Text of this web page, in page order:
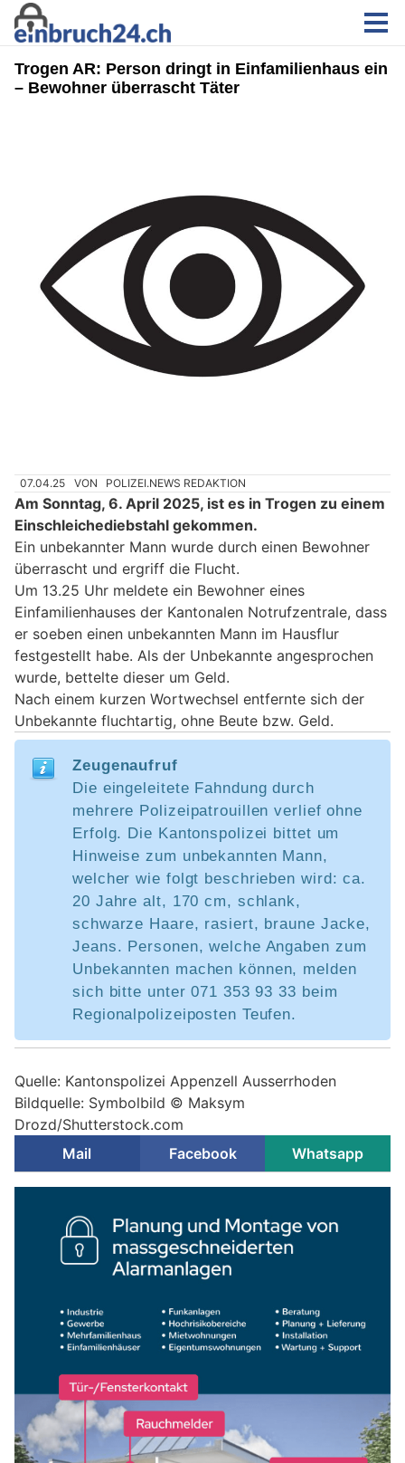
Trogen AR: Person dringt in Einfamilienhaus ein
– Bewohner überrascht Täter
07.04.25 VON POLIZEI.NEWS REDAKTION
Am Sonntag, 6. April 2025, ist es in Trogen zu einem
Einschleichediebstahl gekommen.
Ein unbekannter Mann wurde durch einen Bewohner
überrascht und ergriff die Flucht.
Um 13.25 Uhr meldete ein Bewohner eines
Einfamilienhauses der Kantonalen Notrufzentrale, dass
er soeben einen unbekannten Mann im Hausflur
festgestellt habe. Als der Unbekannte angesprochen
wurde, bettelte dieser um Geld.
Nach einem kurzen Wortwechsel entfernte sich der
Unbekannte fluchtartig, ohne Beute bzw. Geld.
Zeugenaufruf
Die eingeleitete Fahndung durch
mehrere Polizeipatrouillen verlief ohne
Erfolg. Die Kantonspolizei bittet um
Hinweise zum unbekannten Mann,
welcher wie folgt beschrieben wird: ca.
20 Jahre alt, 170 cm, schlank,
schwarze Haare, rasiert, braune Jacke,
Jeans. Personen, welche Angaben zum
Unbekannten machen können, melden
sich bitte unter 071 353 93 33 beim
Regionalpolizeiposten Teufen.
Quelle: Kantonspolizei Appenzell Ausserrhoden
Bildquelle: Symbolbild © Maksym
Drozd/Shutterstock.com
Mail
Facebook Whatsapp